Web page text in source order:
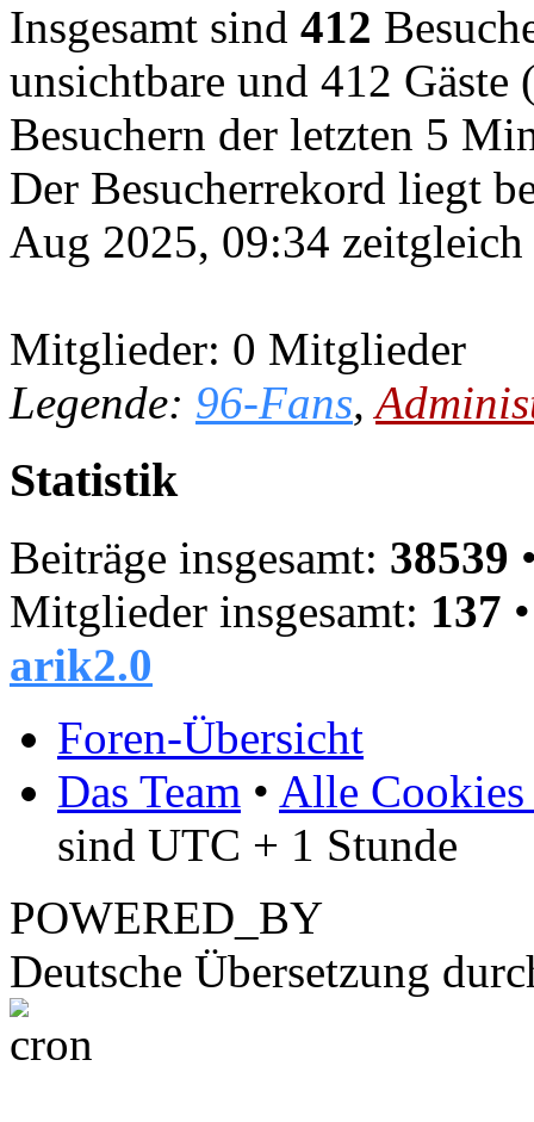
Insgesamt sind 412
unsichtbare und 412 Gäste
Besuchern der letzten 5
Der Besucherrekord liegt
Aug 2025, 09:34
Mitglieder: 0 Mitglieder
Legende: 96-Fans,
Statistik
Beiträge insgesamt: 38539
Mitglieder insgesamt: 137
arik2.0
Foren-Übersicht
Das Team • Alle Cookies
sind UTC + 1 Stunde
POWERED_BY
Deutsche Übersetzung